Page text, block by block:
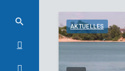
AKTUELLES